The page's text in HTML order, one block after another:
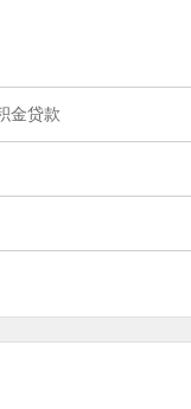
金贷款